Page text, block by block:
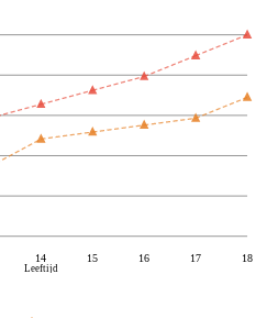
14 15 16 17 18
Leeftijd